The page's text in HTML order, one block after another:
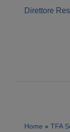
Direttore
Home » TFA